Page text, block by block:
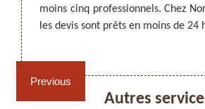
chaises et sièges 59
Previous
moins cinq professionnels. Chez
les devis sont prêts en moins de 24
Autres